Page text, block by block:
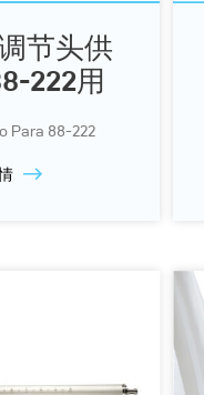
节头供
222用
Para 88-222